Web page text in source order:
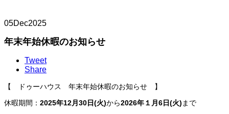
05Dec2025
年末年始休暇のお知らせ
Tweet
Share
【 ドゥーハウス 年末年始休暇のお知らせ 】
休暇期間： 2025年12月30日(火)から2026年１月6日(火) まで